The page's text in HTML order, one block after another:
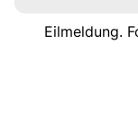
Eilmeldung.